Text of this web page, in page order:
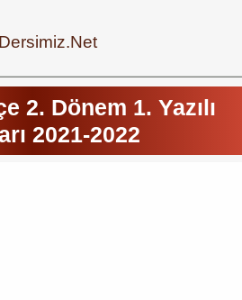
2. Dönem 1. Yazılı
2021-2022